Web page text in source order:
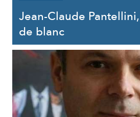
Jean-Claude
de blanc